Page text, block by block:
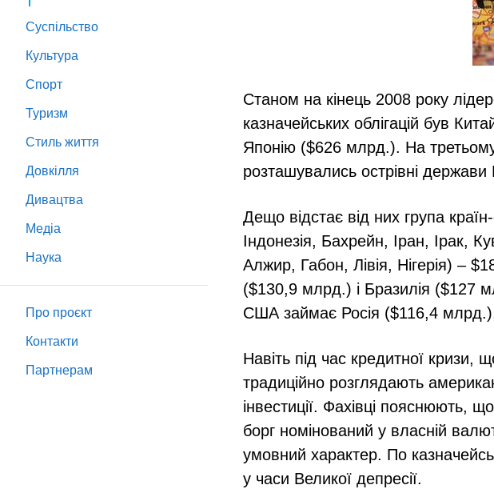
Суспільство
Культура
Спорт
Туризм
Стиль життя
Довкілля
Дивацтва
Медіа
Наука
Про проєкт
Контакти
Партнeрам
Станом на кінець 2008 року
казначейських облігацій був
Японію ($626 млрд.). На
розташувались острівні
Дещо відстає від них група
Індонезія, Бахрейн, Іран, Ірак,
Алжир, Габон, Лівія, Нігерія) –
($130,9 млрд.) і Бразилія ($127
США займає Росія ($116,4
Навіть під час кредитної
традиційно розглядають
інвестиції. Фахівці пояснюють,
борг номінований у власній
умовний характер. По
у часи Великої депресії.